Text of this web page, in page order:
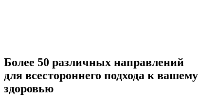
Более 50 различных направлений
для всестороннего подхода к вашему
здоровью